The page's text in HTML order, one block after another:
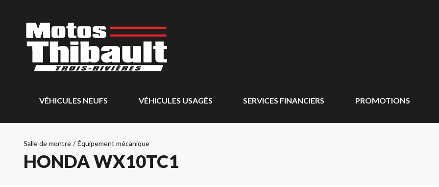
VÉHICULES NEUFS VÉHICULES USAGÉS SERVICES FINANCIERS PROMOTIONS
Salle de montre / Équipement mécanique
HONDA WX10TC1